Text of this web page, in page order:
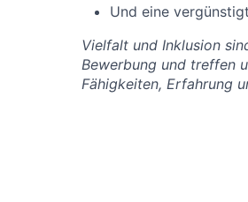
Und eine
Vielfalt und Inklusion
Bewerbung und treffen
Fähigkeiten, Erfahrung